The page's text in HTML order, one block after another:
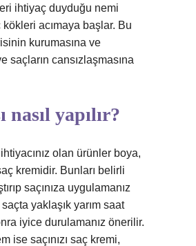
ihtiyaç duyduğu nemi
acımaya başlar. Bu
kurumasına ve
saçların cansızlaşmasına
nasıl yapılır?
olan ürünler boya,
kremidir. Bunları belirli
saçınıza uygulamanız
yaklaşık yarım saat
iyice durulamanız önerilir.
ise saçınızı saç kremi,